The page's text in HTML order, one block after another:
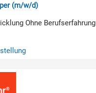
(m/w/d)
Ohne Berufserfahrung